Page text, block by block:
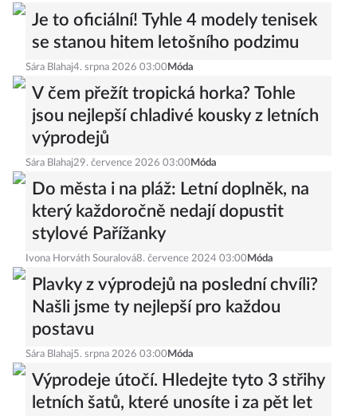
Je to oficiální! Tyhle 4 modely tenisek
se stanou hitem letošního podzimu
Sára Blahaj4. srpna 2026 03:00 Móda
V čem přežít tropická horka? Tohle
jsou nejlepší chladivé kousky z letních
výprodejů
Sára Blahaj29. července 2026 03:00 Móda
Do města i na pláž: Letní doplněk, na
který každoročně nedají dopustit
stylové Pařížanky
Ivona Horváth Souralová8. července 2024 03:00 Móda
Plavky z výprodejů na poslední chvíli?
Našli jsme ty nejlepší pro každou
postavu
Sára Blahaj5. srpna 2026 03:00 Móda
Výprodeje útočí. Hledejte tyto 3 střihy
letních šatů, které unosíte i za pět let